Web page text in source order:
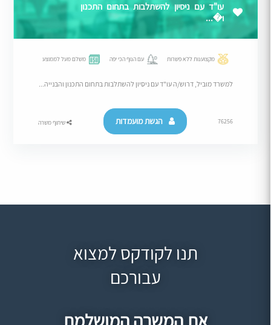
עו"ד עם ניסיון להשתלבות בתחום התכנון
ו�...
מקצוענות ללא פשרות עם הנוף הכי יפה משלם מעל לממוצע
למשרד מוביל, דרוש/ה עו"ד עם ניסיון להשתלבות בתחום התכנון והבנייה...
76256 הגשת מועמדות שיתוף משרה
תנו לקודקס למצוא
עבורכם